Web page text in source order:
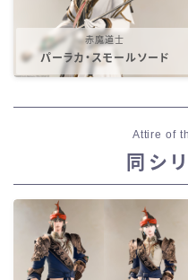
赤魔道士
パーラカ・スモールソード
Attire of
同シ